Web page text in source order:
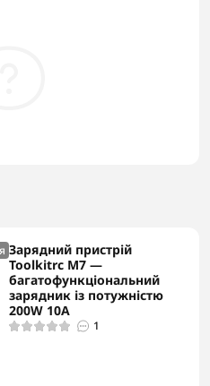
Зарядний пристрій
Toolkitrc M7 —
багатофункціональний
зарядник із потужністю
200W 10A
1